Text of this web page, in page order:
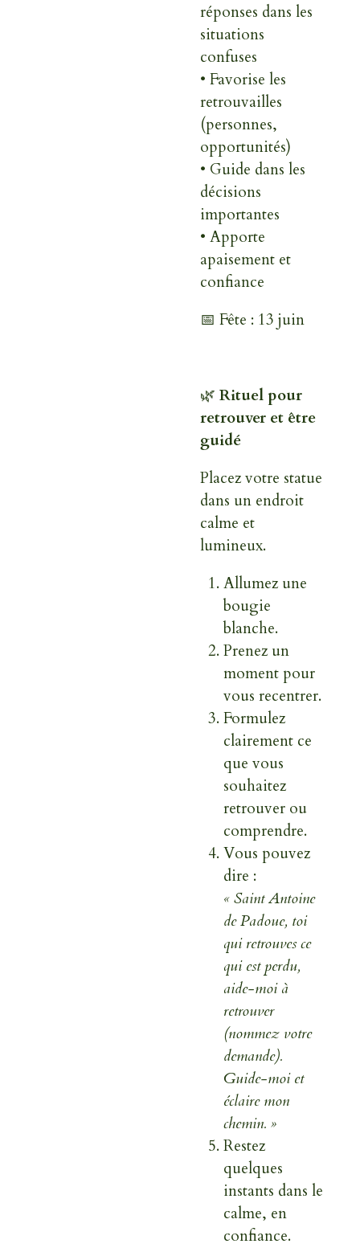
réponses dans les
situations
confuses
• Favorise les
retrouvailles
(personnes,
opportunités)
• Guide dans les
décisions
importantes
• Apporte
apaisement et
confiance
📅 Fête : 13 juin
🌿 Rituel pour
retrouver et être
guidé
Placez votre statue
dans un endroit
calme et
lumineux.
Allumez une
bougie
blanche.
Prenez un
moment pour
vous recentrer.
Formulez
clairement ce
que vous
souhaitez
retrouver ou
comprendre.
Vous pouvez
dire :
« Saint Antoine
de Padoue, toi
qui retrouves ce
qui est perdu,
aide-moi à
retrouver
(nommez votre
demande).
Guide-moi et
éclaire mon
chemin. »
Restez
quelques
instants dans le
calme, en
confiance.